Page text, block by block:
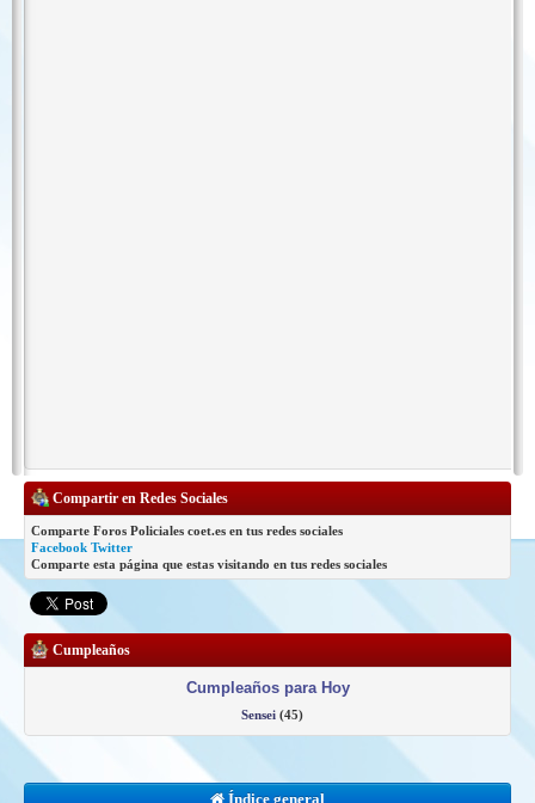
Compartir en Redes Sociales
Comparte Foros Policiales coet.es en tus redes sociales
Facebook Twitter
Comparte esta página que estas visitando en tus redes sociales
Cumpleaños
Cumpleaños para Hoy
Sensei (45)
Índice general